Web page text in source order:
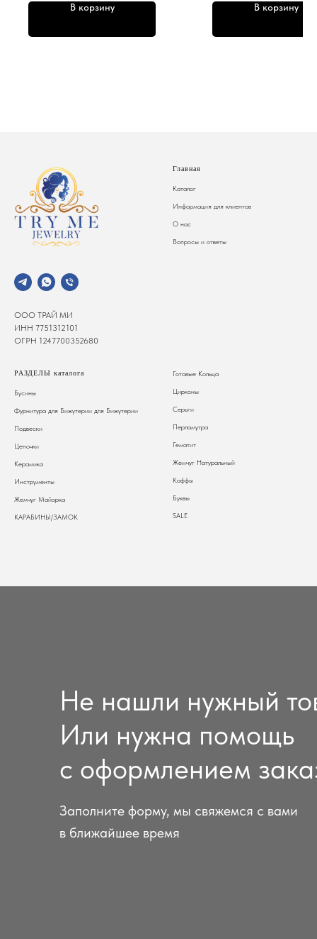
В корзину В корзину
ООО ТРАЙ МИ
ИНН 7751312101
ОГРН 1247700352680
Главная
Каталог
Информация для клиентов
О нас
Вопросы и ответы
РАЗДЕЛЫ каталога
Бусины
Фурнитура для Бижутерии для Бижутерии
Подвески
Цепочки
Керамика
Инструменты
Жемчуг Майорка
КАРАБИНЫ/ЗАМОК
Готовые Кольца
Цирконы
Серьги
Перламутра
Гематит
Жемчуг Натуральный
Каффы
Буквы
SALE
Не нашли нужный
Или нужна помощь
с оформлением
Заполните форму, мы свяжемся с вами
в ближайшее время